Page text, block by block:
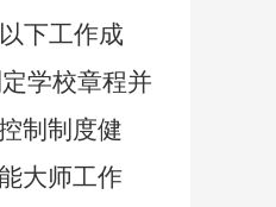
下工作成
学校章程并
制制度健
大师工作